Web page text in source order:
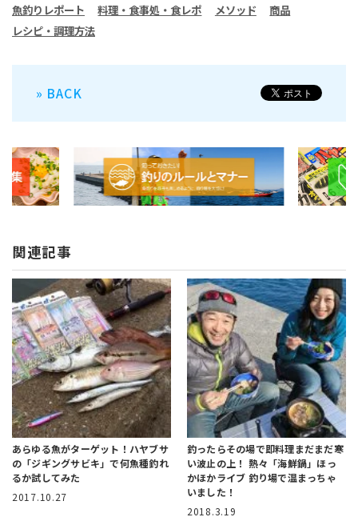
魚釣りレポート 料理・食事処・食レポ メソッド
商品
レシピ・調理方法
» BACK
関連記事
あらゆる魚がターゲット！ ハヤブサ
の「ジギングサビキ」で何魚種釣れ
るか試してみた
2017.10.27
釣ったらその場で即料理まだまだ寒
い波止の上！ 熱々「海鮮鍋」ほっ
かほかライブ 釣り場で温まっちゃ
いました！
2018.3.19